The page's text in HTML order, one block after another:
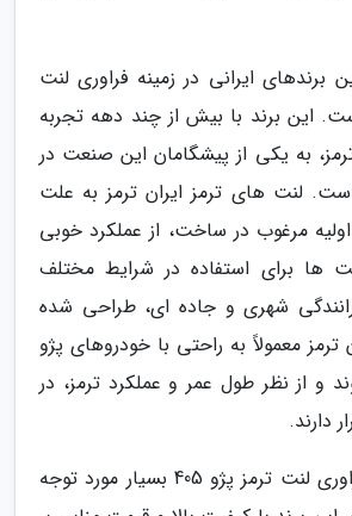
برندهای ایرانی در زمینه فراوری لنت
این برند با بیش از چند دهه تجربه
به یکی از پیشگامان این صنعت در
لنت های ترمز ایران ترمز به علت
مرغوب در ساخت، از عملکرد خوبی
ها برای استفاده در شرایط مختلف
رانندگی شهری و جاده ای، طراحی شده
ترمز معمولاً به راحتی با خودروهای پژو
و از نظر طول عمر و عملکرد ترمز، در
دارند.
برند دیگر که در فراوری لنت ترمز پژو 405 بسیار مورد توجه